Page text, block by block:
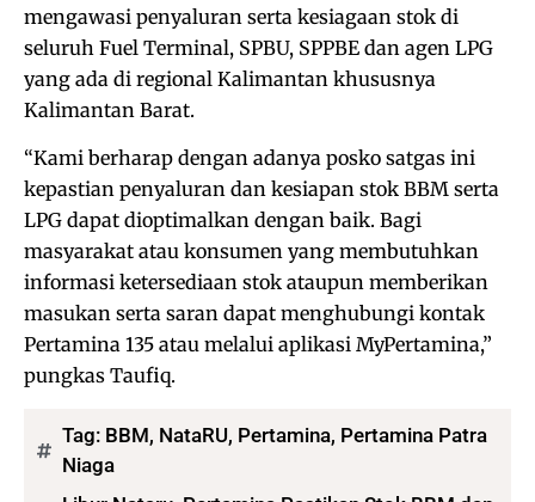
mengawasi penyaluran serta kesiagaan stok di
seluruh Fuel Terminal, SPBU, SPPBE dan agen LPG
yang ada di regional Kalimantan khususnya
Kalimantan Barat.
“Kami berharap dengan adanya posko satgas ini
kepastian penyaluran dan kesiapan stok BBM serta
LPG dapat dioptimalkan dengan baik. Bagi
masyarakat atau konsumen yang membutuhkan
informasi ketersediaan stok ataupun memberikan
masukan serta saran dapat menghubungi kontak
Pertamina 135 atau melalui aplikasi MyPertamina,”
pungkas Taufiq.
Tag: BBM, NataRU, Pertamina, Pertamina Patra
Niaga